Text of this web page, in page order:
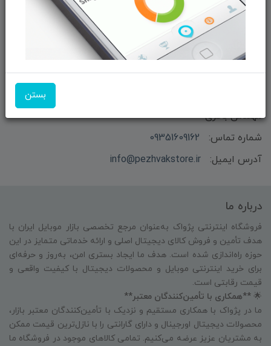
بستن
ما را در شبکه‌های اجتماعی دنبال کنید:
بازرگانی و فروش محصولات MSI ماتریکس - جناب آقای
مهندس باقری
شماره تماس:
09351609162
آدرس ایمیل:
info@pezhvakstore.ir
درباره ما
فروشگاه اینترنتی پژواک به‌عنوان مرجع تخصصی بازار موبایل ایران با
هدف تأمین و فروش کالای دیجیتال اصلی و ارائه خدماتی متمایز در این
حوزه راه‌اندازی شده است. هدف ما ایجاد بستری امن، به‌روز و حرفه‌ای
برای خرید اینترنتی موبایل و محصولات دیجیتال با کیفیت واقعی و
قیمت رقابتی است.
🌟 **همکاری با تأمین‌کنندگان معتبر**
ما در پژواک با همکاری مستقیم و نزدیک با تأمین‌کنندگان معتبر بازار،
محصولات دیجیتال اورجینال و دارای گارانتی را با نازل‌ترین قیمت ممکن
به مشتریان عزیز عرضه می‌کنیم. تمامی کالاهای موجود در فروشگاه ما